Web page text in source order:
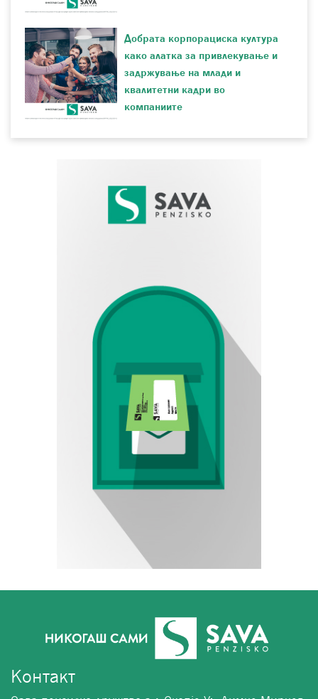
Добрата корпорациска култура
како алатка за привлекување и
задржување на млади и
квалитетни кадри во
компаниитe
Контакт